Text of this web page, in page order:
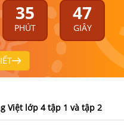
35
PHÚT
47
GIÂY
Việt lớp 4 tập 1 và tập 2